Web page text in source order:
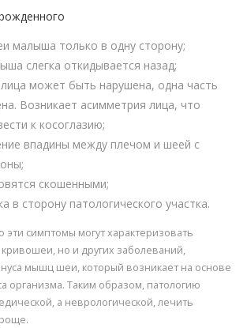
малыша только в одну сторону;
слегка откидывается назад;
может быть нарушена, одна часть
Возникает асимметрия лица, что
к косоглазию;
впадины между плечом и шеей с
скошенными;
в сторону патологического участка.
эти симптомы могут характеризовать
но и других заболеваний,
мышц шеи, который возникает на основе
организма. Таким образом, патологию
а неврологической, лечить